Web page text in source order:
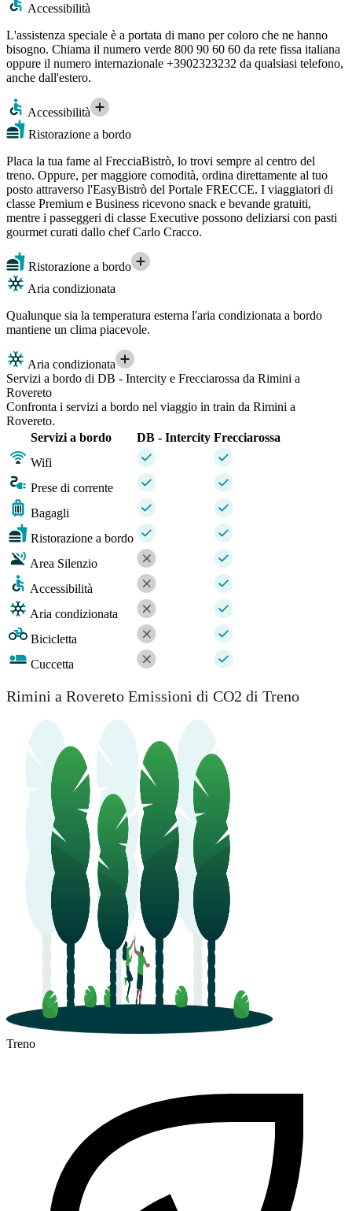
Accessibilità
L'assistenza speciale è a portata di mano per coloro che ne hanno
bisogno. Chiama il numero verde 800 90 60 60 da rete fissa italiana
oppure il numero internazionale +3902323232 da qualsiasi telefono,
anche dall'estero.
Accessibilità
Ristorazione a bordo
Placa la tua fame al FrecciaBistrò, lo trovi sempre al centro del
treno. Oppure, per maggiore comodità, ordina direttamente al tuo
posto attraverso l'EasyBistrò del Portale FRECCE. I viaggiatori di
classe Premium e Business ricevono snack e bevande gratuiti,
mentre i passeggeri di classe Executive possono deliziarsi con pasti
gourmet curati dallo chef Carlo Cracco.
Ristorazione a bordo
Aria condizionata
Qualunque sia la temperatura esterna l'aria condizionata a bordo
mantiene un clima piacevole.
Aria condizionata
Servizi a bordo di DB - Intercity e Frecciarossa da Rimini a
Rovereto
Confronta i servizi a bordo nel viaggio in train da Rimini a
Rovereto.
Servizi a bordo
DB - Intercity Frecciarossa
Wifi
Prese di corrente
Bagagli
Ristorazione a bordo
Area Silenzio
Accessibilità
Aria condizionata
Bicicletta
Cuccetta
Rimini a Rovereto Emissioni di CO2 di Treno
Treno